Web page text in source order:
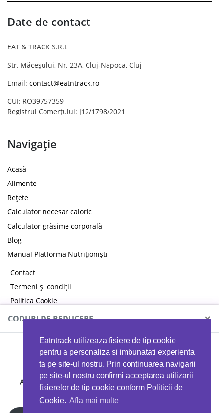
Eatntrack utilizeaza fisiere de tip cookie
pentru a personaliza si imbunatati experienta
ta pe site-ul nostru. Prin continuarea navigarii
pe site-ul nostru confirmi acceptarea utilizarii
fisierelor de tip cookie conform Politicii de
Cookie. Afla mai multe
Date de contact
EAT & TRACK S.R.L
Str. Măceșului, Nr. 23A, Cluj-Napoca, Cluj
Email: contact@eatntrack.ro
CUI: RO39757359
Registrul Comerțului: J12/1798/2021
Navigație
Acasă
Alimente
Rețete
Calculator necesar caloric
Calculator grăsime corporală
Blog
Manual Platformă Nutriționiști
Contact
Termeni și condiții
Politica Cookie
Politica de confidențialitate
CODURI DE REDUCERE ×
MYPROTEIN
Ai 40%reducere la orice comandă folosind codul
EATTRACK